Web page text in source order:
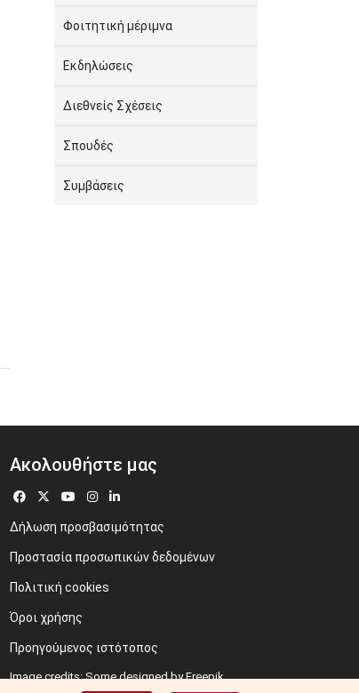
Φοιτητική μέριμνα
Εκδηλώσεις
Διεθνείς Σχέσεις
Σπουδές
Συμβάσεις
Ακολουθήστε μας
Δήλωση προσβασιμότητας
Προστασία προσωπικών δεδομένων
Πολιτική cookies
Όροι χρήσης
Προηγούμενος ιστότοπος
Image credits: Some designed by Freepik